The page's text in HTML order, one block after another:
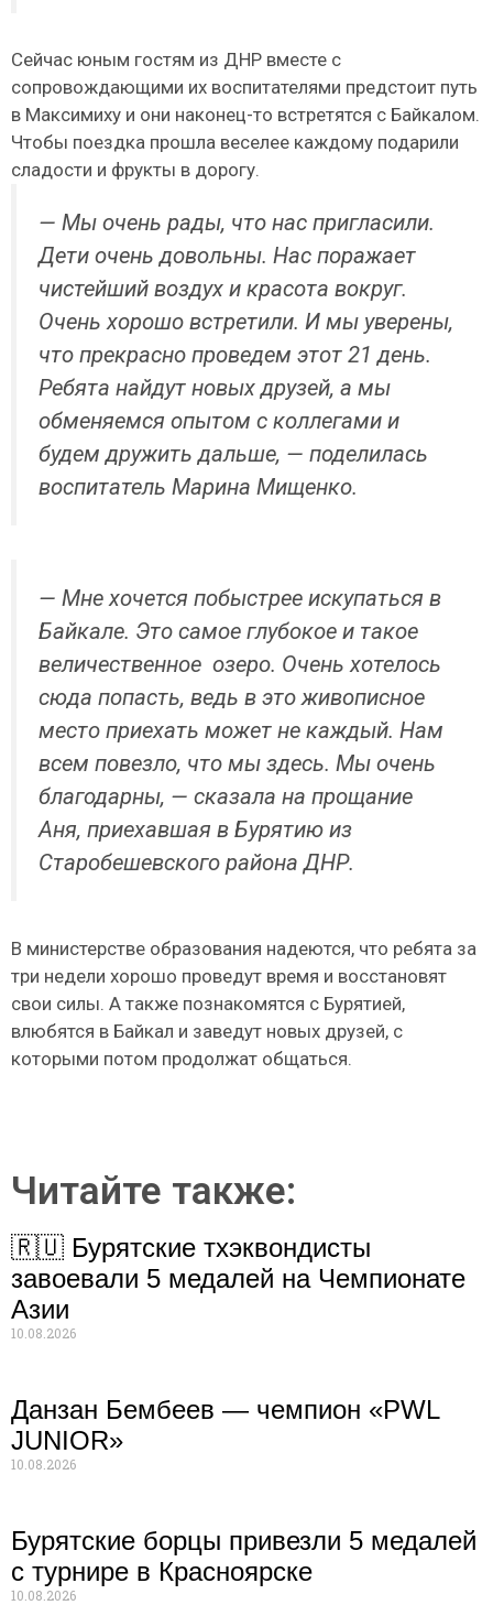
Сейчас юным гостям из ДНР вместе с
сопровождающими их воспитателями предстоит путь
в Максимиху и они наконец-то встретятся с Байкалом.
Чтобы поездка прошла веселее каждому подарили
сладости и фрукты в дорогу.
— Мы очень рады, что нас пригласили.
Дети очень довольны. Нас поражает
чистейший воздух и красота вокруг.
Очень хорошо встретили. И мы уверены,
что прекрасно проведем этот 21 день.
Ребята найдут новых друзей, а мы
обменяемся опытом с коллегами и
будем дружить дальше, — поделилась
воспитатель Марина Мищенко.
— Мне хочется побыстрее искупаться в
Байкале. Это самое глубокое и такое
величественное озеро. Очень хотелось
сюда попасть, ведь в это живописное
место приехать может не каждый. Нам
всем повезло, что мы здесь. Мы очень
благодарны, — сказала на прощание
Аня, приехавшая в Бурятию из
Старобешевского района ДНР.
В министерстве образования надеются, что ребята за
три недели хорошо проведут время и восстановят
свои силы. А также познакомятся с Бурятией,
влюбятся в Байкал и заведут новых друзей, с
которыми потом продолжат общаться.
Читайте также:
🇷🇺 Бурятские тхэквондисты
завоевали 5 медалей на Чемпионате
Азии
10.08.2026
Данзан Бембеев — чемпион «PWL
JUNIOR»
10.08.2026
Бурятские борцы привезли 5 медалей
с турнире в Красноярске
10.08.2026